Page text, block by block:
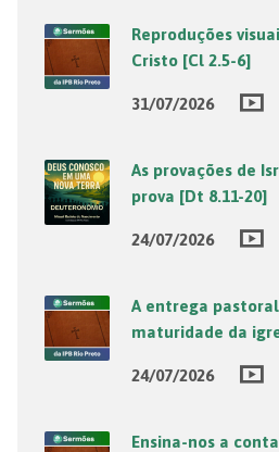
Reproduções
Cristo [Cl 2.5-6]
31/07/2026
As provações de
prova [Dt 8.11-20]
24/07/2026
A entrega
maturidade da
24/07/2026
Ensina-nos a